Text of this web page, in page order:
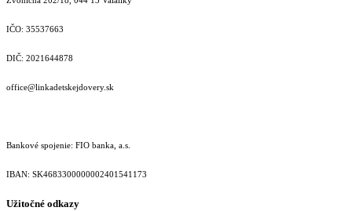
IČO: 35537663
DIČ: 2021644878
office@linkadetskejdovery.sk
Bankové spojenie: FIO banka, a.s.
IBAN: SK46833000000­02401541173
Užitočné odkazy